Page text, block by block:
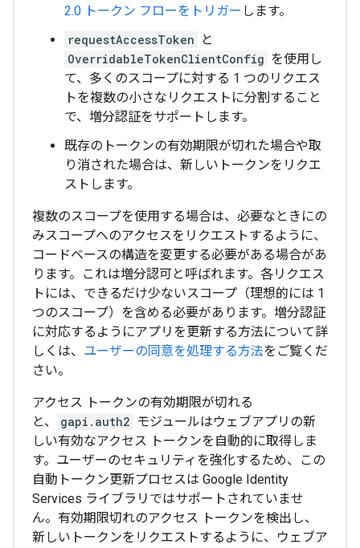
2.0 トークン フローをトリガー します。
requestAccessToken
と
OverridableTokenClientConfig を使用し
て、多くのスコープに対する 1 つのリクエス
トを複数の小さなリクエストに分割すること
で、増分認証をサポートします。
既存のトークンの有効期限が切れた場合や取
り消された場合は、新しいトークンをリクエ
ストします。
複数のスコープを使用する場合は、必要なときにの
みスコープへのアクセスをリクエストするように、
コードベースの構造を変更する必要がある場合があ
ります。これは増分認可と呼ばれます。各リクエス
トには、できるだけ少ないスコープ（理想的には 1
つのスコープ）を含める必要があります。増分認証
に対応するようにアプリを更新する方法について詳
しくは、 ユーザーの同意を処理する方法をご覧くだ
さい。
アクセス トークンの有効期限が切れる
と、
gapi.auth2 モジュールはウェブアプリの新
しい有効なアクセス トークンを自動的に取得しま
す。ユーザーのセキュリティを強化するため、この
自動トークン更新プロセスは Google Identity
Services ライブラリではサポートされていませ
ん。有効期限切れのアクセス トークンを検出し、
新しいトークンをリクエストするように、ウェブア